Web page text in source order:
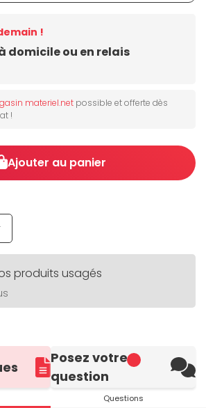
domicile ou en relais
!
materiel.net possible et offerte dès
!
Ajouter au panier
produits usagés
Posez votre
question
Questions